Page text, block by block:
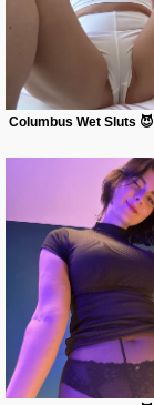
Columbus Wet Sluts 😈